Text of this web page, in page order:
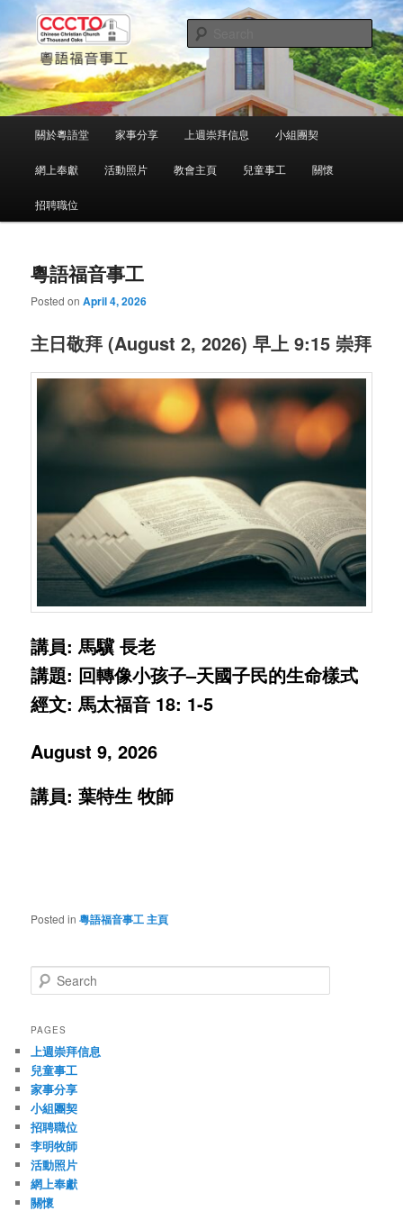
to
primary
content
to
secondary
content千橡城基督教會
中文粵語事工
關於粵語堂 家事分享 上週崇拜信息 小組團契
網上奉獻 活動照片 教會主頁 兒童事工 關懷
招聘職位
粵語福音事工
Posted onApril 4, 2026
主日敬拜 (August 2, 2026) 早上 9:15 崇拜
講員: 馬驥 長老
講題: 回轉像小孩子–天國子民的生命樣式
經文: 馬太福音 18: 1-5
August 9, 2026
講員: 葉特生 牧師
Posted in 粵語福音事工 主頁
e
r
c
h
PAGES
上週崇拜信息
兒童事工
家事分享
小組團契
招聘職位
李明牧師
活動照片
網上奉獻
關懷